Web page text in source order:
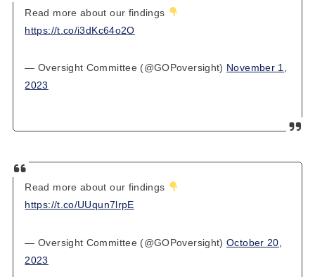
Read more about our findings
https://t.co/i3dKc64o2O
— Oversight Committee (@GOPoversight) November 1,
2023
Read more about our findings
https://t.co/UUqun7lrpE
— Oversight Committee (@GOPoversight)October 20,
2023